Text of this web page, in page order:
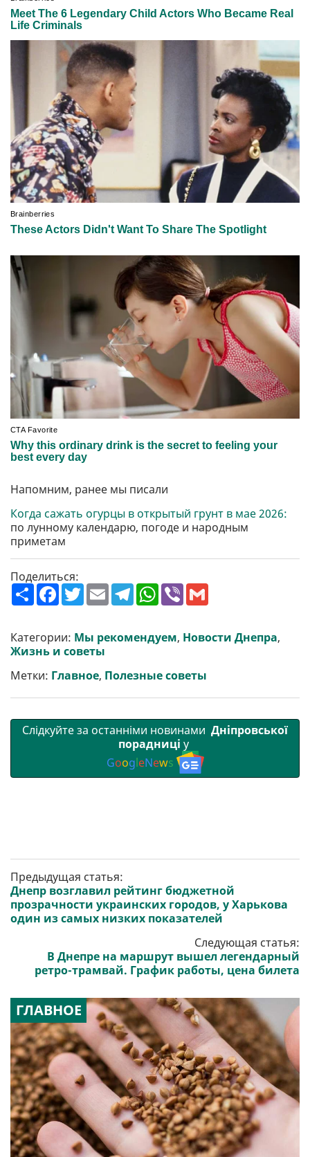
Напомним, ранее мы писали
Когда сажать огурцы в открытый грунт в мае 2026:
по лунному календарю, погоде и народным
приметам
Поделиться:
П
о
р
и
т
F
a
b
o
o
T
w
t
e
r
E
m
l
T
e
g
r
W
h
s
A
V
r l
Категории: Мы рекомендуем, Новости Днепра,
Жизнь и советы
Метки: Главное, Полезные советы
Слідкуйте за останніми новинами Дніпровської
порадниці у
GoogleNews
Предыдущая статья:
Днепр возглавил рейтинг бюджетной
прозрачности украинских городов, у Харькова
один из самых низких показателей
Следующая статья:
В Днепре на маршрут вышел легендарный
ретро-трамвай. График работы, цена билета
ГЛАВНОЕ